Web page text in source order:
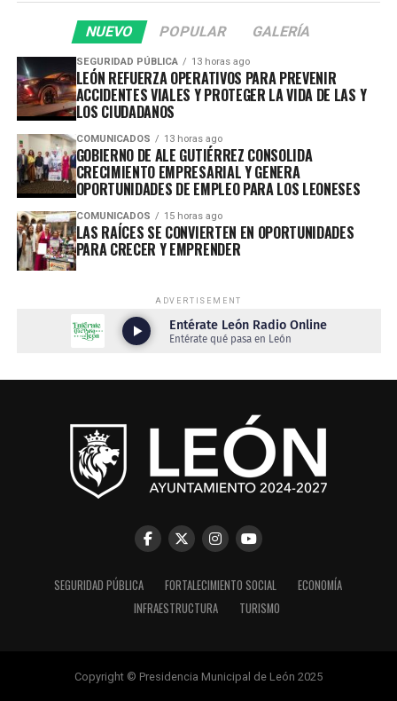
NUEVO POPULAR GALERÍA
SEGURIDAD PÚBLICA 13 horas ago
LEÓN REFUERZA OPERATIVOS PARA PREVENIR
ACCIDENTES VIALES Y PROTEGER LA VIDA DE LAS Y
LOS CIUDADANOS
COMUNICADOS 13 horas ago
GOBIERNO DE ALE GUTIÉRREZ CONSOLIDA
CRECIMIENTO EMPRESARIAL Y GENERA
OPORTUNIDADES DE EMPLEO PARA LOS LEONESES
COMUNICADOS 15 horas ago
LAS RAÍCES SE CONVIERTEN EN OPORTUNIDADES
PARA CRECER Y EMPRENDER
ADVERTISEMENT
SEGURIDAD PÚBLICA FORTALECIMIENTO SOCIAL
ECONOMÍA
INFRAESTRUCTURA
TURISMO
Copyright © Presidencia Municipal de León 2025